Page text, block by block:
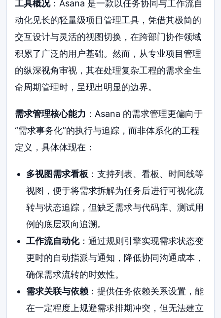
工具概况：Asana 是一款以任务协同与工作流自
动化见长的轻量级项目管理工具，凭借其极简的
交互设计与灵活的视图切换，在跨部门协作领域
积累了广泛的用户基础。然而，从专业项目管理
的纵深视角审视，其在处理复杂工程的需求全生
命周期管理时，呈现出明显的边界。
需求管理核心能力 ：Asana 的需求管理更偏向于
“需求事务化”的执行与追踪，而非体系化的工程
定义，具体体现在：
多视图需求看板 ：支持列表、看板、时间线等
视图，便于将需求拆解为任务后进行可视化流
转与状态追踪，但缺乏需求与代码库、测试用
例的底层双向追溯。
工作流自动化：通过规则引擎实现需求状态变
更时的自动指派与通知，降低协同沟通成本，
确保需求流转的时效性。
需求关联与依赖：提供任务依赖关系设置，能
在一定程度上规避需求排期冲突，但无法建立